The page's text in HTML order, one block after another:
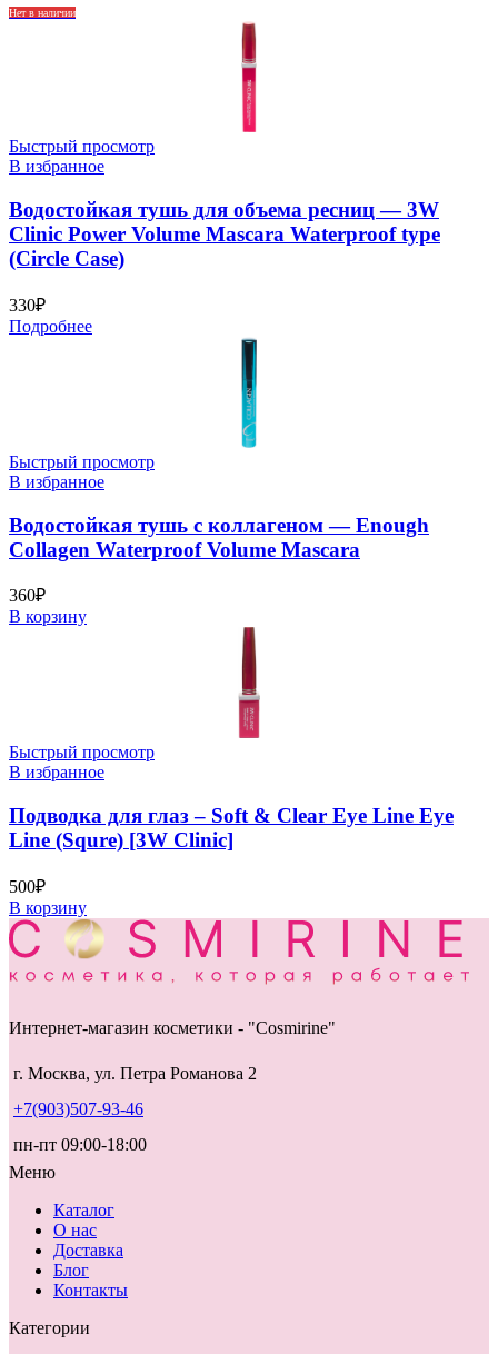
Нет в наличии
Быстрый просмотр
В избранное
Водостойкая тушь для объема ресниц — 3W
Clinic Power Volume Mascara Waterproof type
(Circle Case)
330₽
Подробнее
Быстрый просмотр
В избранное
Водостойкая тушь с коллагеном — Enough
Collagen Waterproof Volume Mascara
360₽
В корзину
Быстрый просмотр
В избранное
Подводка для глаз – Soft & Clear Eye Line Eye
Line (Squre) [3W Clinic]
500₽
В корзину
Интернет-магазин косметики - "Cosmirine"
г. Москва, ул. Петра Романова 2
+7(903)507-93-46
пн-пт 09:00-18:00
Меню
Каталог
О нас
Доставка
Блог
Контакты
Категории